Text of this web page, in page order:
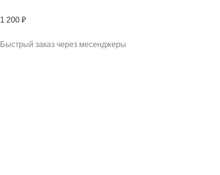
1 200 ₽
Быстрый заказ через месенджеры